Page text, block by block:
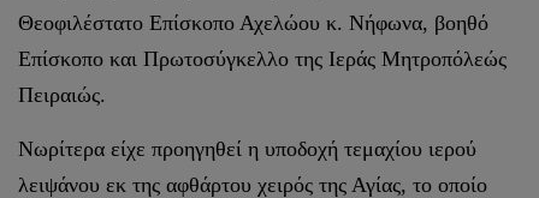
Θεοφιλέστατο Επίσκοπο Αχελώου κ. Νήφωνα, βοηθό
Επίσκοπο και Πρωτοσύγκελλο της Ιεράς Μητροπόλεώς
Πειραιώς.
Νωρίτερα είχε προηγηθεί η υποδοχή τεμαχίου ιερού
λειψάνου εκ της αφθάρτου χειρός της Αγίας, το οποίο